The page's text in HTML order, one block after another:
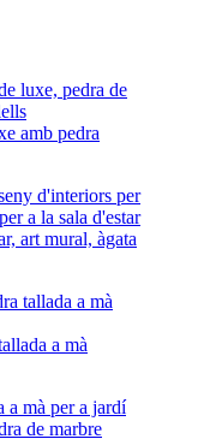
amb pedra
art mural, àgata
a mà